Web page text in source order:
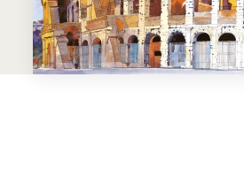
En voir plus